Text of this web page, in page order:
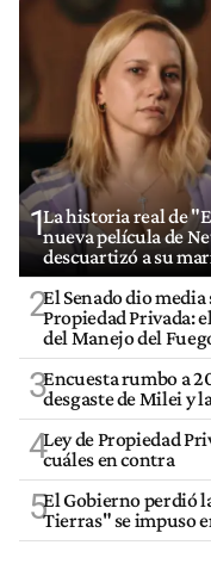
1La historia real de
nueva película de
descuartizó a su
2El Senado dio
Propiedad Privada:
del Manejo del
3Encuesta rumbo a
desgaste de Milei y
4Ley de Propiedad
cuáles en contra
5El Gobierno perdió
Tierras" se impuso